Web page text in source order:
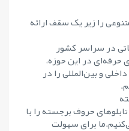
را زیر یک سقف ارائه
در سراسر کشور
حرفه‌ای در این حوزه،
و بین‌المللی را در
حروف برجسته را با
برای سهولت